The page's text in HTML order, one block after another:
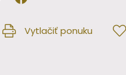
Vytlačiť ponuku